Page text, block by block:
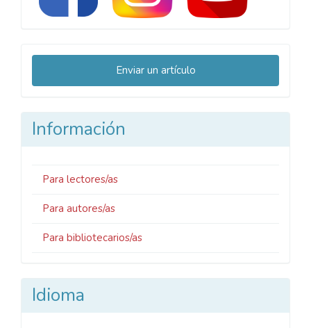
Enviar
un
artículo
Enviar un artículo
Información
Para lectores/as
Para autores/as
Para bibliotecarios/as
Idioma